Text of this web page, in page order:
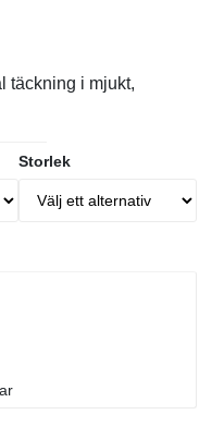
täckning i mjukt,
Storlek